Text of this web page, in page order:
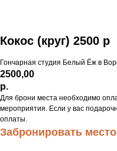
Кокос (круг) 2500 р
Гончарная студия Белый Ёж в
2500,00
р.
Для брони места необходимо
мероприятия. Если у вас
оплаты.
Забронировать